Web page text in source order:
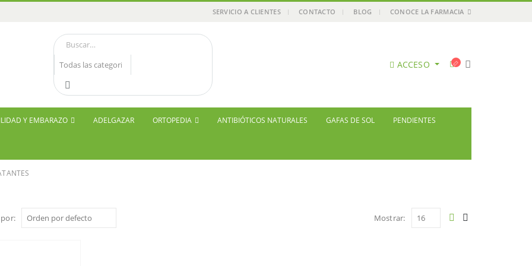
SERVICIO A CLIENTES CONTACTO BLOG CONOCE LA FARMACIA
ACCESO
Y EMBARAZO ADELGAZAR ORTOPEDIA ANTIBIÓTICOS NATURALES GAFAS DE SOL PENDIENTES
Mostrar: